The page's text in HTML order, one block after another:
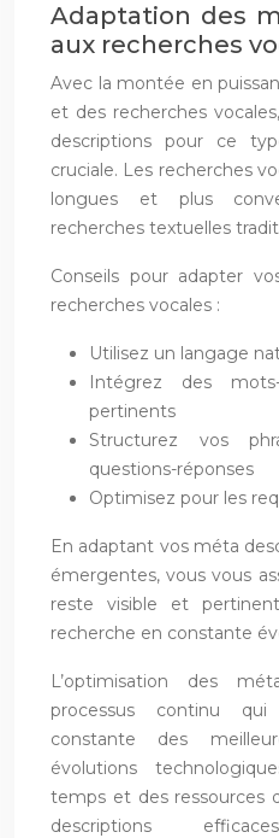
Adaptation des
aux recherches
Avec la montée en
et des recherches
descriptions pour ce
cruciale. Les recherches
longues et plus
recherches textuelles
Conseils pour adapter
recherches vocales :
Utilisez un langage
Intégrez des
pertinents
Structurez vos
questions-réponses
Optimisez pour les
En adaptant vos méta
émergentes, vous vous
reste visible et
recherche en constante
L’optimisation des
processus continu
constante des
évolutions
temps et des ressources
descriptions